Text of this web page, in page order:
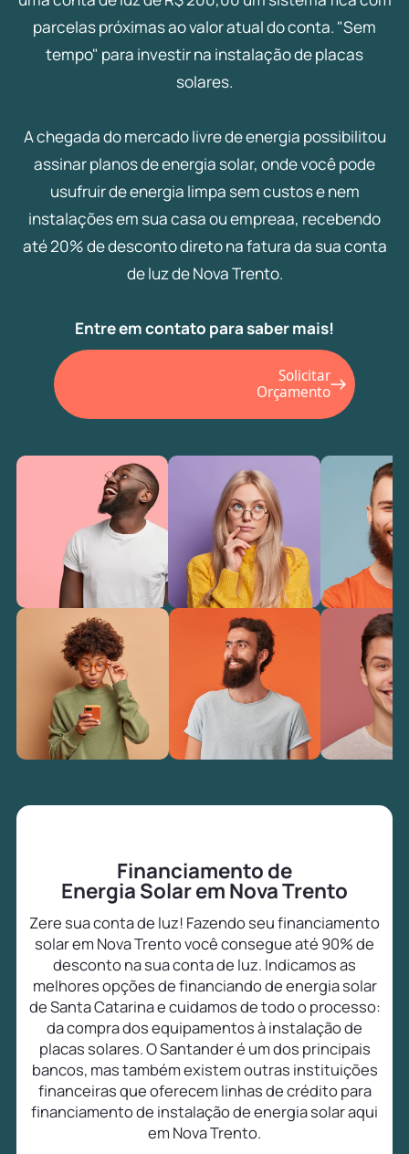
parcelas próximas ao valor atual do conta. "Sem
tempo" para investir na instalação de placas
solares.
A chegada do mercado livre de energia possibilitou
assinar planos de energia solar, onde você pode
usufruir de energia limpa sem custos e nem
instalações em sua casa ou empreaa, recebendo
até 20% de desconto direto na fatura da sua conta
de luz de Nova Trento.
Entre em contato para saber mais!
Solicitar
Orçamento
Financiamento de
Energia Solar em Nova Trento
Zere sua conta de luz! Fazendo seu financiamento
solar em Nova Trento você consegue até 90% de
desconto na sua conta de luz. Indicamos as
melhores opções de financiando de energia solar
de Santa Catarina e cuidamos de todo o processo:
da compra dos equipamentos à instalação de
placas solares. O Santander é um dos principais
bancos, mas também existem outras instituições
financeiras que oferecem linhas de crédito para
financiamento de instalação de energia solar aqui
em Nova Trento.